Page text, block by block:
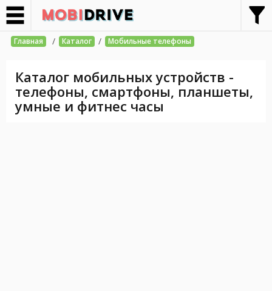
Главная / Каталог / Мобильные телефоны
Каталог мобильных устройств -
телефоны, смартфоны, планшеты,
умные и фитнес часы